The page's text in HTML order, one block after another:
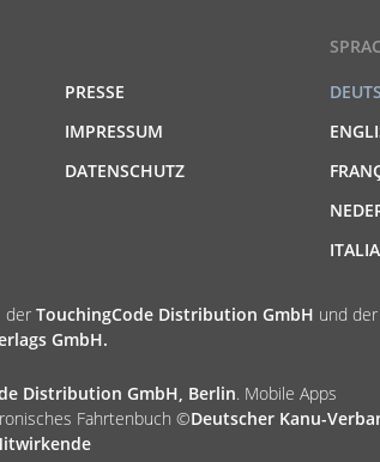
PRESSE
IMPRESSUM
DATENSCHUTZ
der TouchingCode Distribution GmbH und der
GmbH.
Distribution GmbH, Berlin. Mobile Apps
Fahrtenbuch ©Deutscher Kanu-